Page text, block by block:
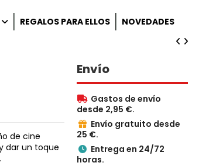
REGALOS PARA ELLOS NOVEDADES
de cine
dar un toque
Envío
 Gastos de envío
desde 2,95 €.
 Envío gratuito desde
25 €.
 Entrega en 24/72
horas.